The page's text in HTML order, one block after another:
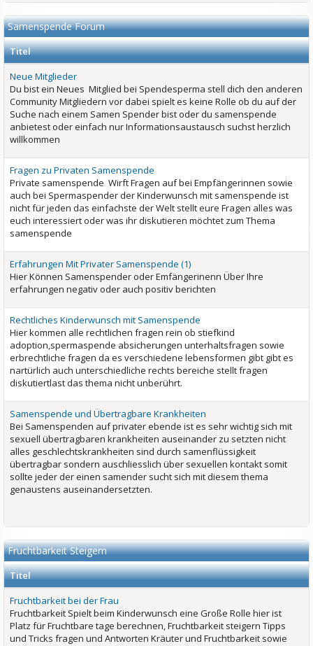
Samenspende Forum
Titel
Neue Mitglieder
Du bist ein Neues Mitglied bei Spendesperma stell dich den anderen
Community Mitgliedern vor dabei spielt es keine Rolle ob du auf der
Suche nach einem Samen Spender bist oder du samenspende
anbietest oder einfach nur Informationsaustausch suchst herzlich
willkommen
Fragen zu Privaten Samenspende
Private samenspende Wirft Fragen auf bei Empfängerinnen sowie
auch bei Spermaspender der Kinderwunsch mit samenspende ist
nicht für jeden das einfachste der Welt stellt eure Fragen alles was
euch interessiert oder was ihr diskutieren möchtet zum Thema
samenspende
Erfahrungen Mit Privater Samenspende (1)
Hier Können Samenspender oder Emfängerinenn Über Ihre
erfahrungen negativ oder auch positiv berichten
Rechtliches Kinderwunsch mit Samenspende
Hier kommen alle rechtlichen fragen rein ob stiefkind
adoption,spermaspende absicherungen unterhaltsfragen sowie
erbrechtliche fragen da es verschiedene lebensformen gibt gibt es
nartürlich auch unterschiedliche rechts bereiche stellt fragen
diskutiertlast das thema nicht unberührt.
Samenspende und Übertragbare Krankheiten
Bei Samenspenden auf privater ebende ist es sehr wichtig sich mit
sexuell übertragbaren krankheiten auseinander zu setzten nicht
alles geschlechtskrankheiten sind durch samenflüssigkeit
übertragbar sondern auschliesslich über sexuellen kontakt somit
sollte jeder der einen samender sucht sich mit diesem thema
genaustens auseinandersetzten.
Fruchtbarkeit Steigern
Titel
Fruchtbarkeit bei der Frau
Fruchtbarkeit Spielt beim Kinderwunsch eine Große Rolle hier ist
Platz für Fruchtbare tage berechnen, Fruchtbarkeit steigern Tipps
und Tricks fragen und Antworten Kräuter und Fruchtbarkeit sowie